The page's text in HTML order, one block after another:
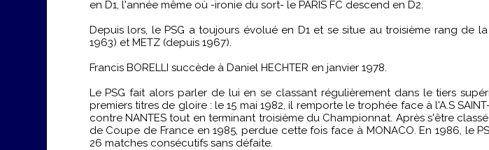
en D1, l'année même où -ironie du sort- le PARIS FC descend en D2.
Depuis lors, le PSG a toujours évolué en D1 et se situe au troisième rang de
1963) et METZ (depuis 1967).
Francis BORELLI succède à Daniel HECHTER en janvier 1978.
Le PSG fait alors parler de lui en se classant régulièrement dans le tiers
premiers titres de gloire : le 15 mai 1982, il remporte le trophée face à l'A.S
contre NANTES tout en terminant troisième du Championnat. Après s'être
de Coupe de France en 1985, perdue cette fois face à MONACO. En 1986, le
26 matches consécutifs sans défaite.